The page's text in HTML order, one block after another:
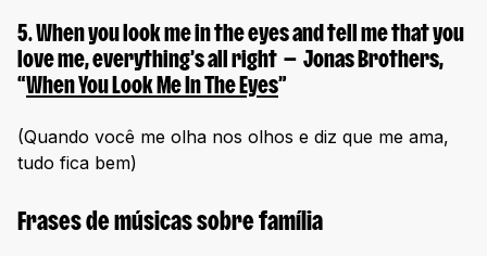
5.When you look me in the eyes and tell me that you
love me, everything’s all right — Jonas Brothers,
“When You Look Me In The Eyes”
(Quando você me olha nos olhos e diz que me ama,
tudo fica bem)
Frases de músicas sobre família